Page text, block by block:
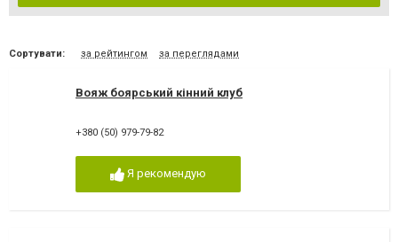
Сортувати: за рейтингом за переглядами
Вояж боярський кінний клуб
+380 (50) 979-79-82
Я рекомендую